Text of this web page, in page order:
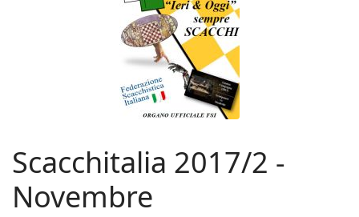
Scacchitalia 2017/2 -
Novembre